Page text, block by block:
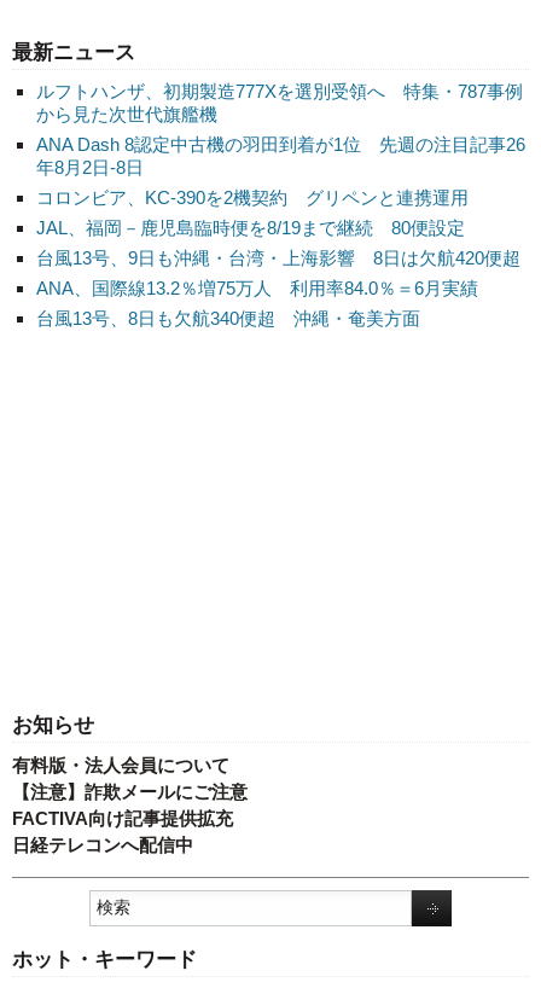
最新ニュース
ルフトハンザ、初期製造777Xを選別受領へ 特集・787事例
から見た次世代旗艦機
ANA Dash 8認定中古機の羽田到着が1位 先週の注目記事26
年8月2日-8日
コロンビア、KC-390を2機契約 グリペンと連携運用
JAL、福岡－鹿児島臨時便を8/19まで継続 80便設定
台風13号、9日も沖縄・台湾・上海影響 8日は欠航420便超
ANA、国際線13.2％増75万人 利用率84.0％＝6月実績
台風13号、8日も欠航340便超 沖縄・奄美方面
お知らせ
有料版・法人会員について
【注意】詐欺メールにご注意
FACTIVA向け記事提供拡充
日経テレコンへ配信中
ホット・キーワード